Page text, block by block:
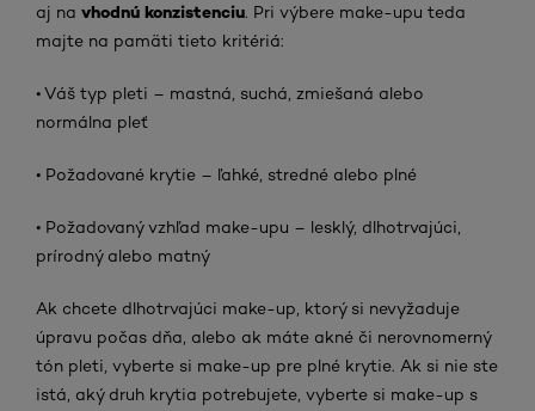
aj na vhodnú konzistenciu. Pri výbere make-upu teda
majte na pamäti tieto kritériá:
• Váš typ pleti – mastná, suchá, zmiešaná alebo
normálna pleť
• Požadované krytie – ľahké, stredné alebo plné
• Požadovaný vzhľad make-upu – lesklý, dlhotrvajúci,
prírodný alebo matný
Ak chcete dlhotrvajúci make-up, ktorý si nevyžaduje
úpravu počas dňa, alebo ak máte akné či nerovnomerný
tón pleti, vyberte si make-up pre plné krytie. Ak si nie ste
istá, aký druh krytia potrebujete, vyberte si make-up s